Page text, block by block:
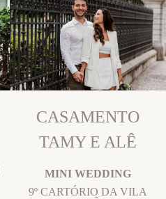
CASAMENTO
TAMY E ALÊ
MINI WEDDING
9º CARTÓRIO DA VILA